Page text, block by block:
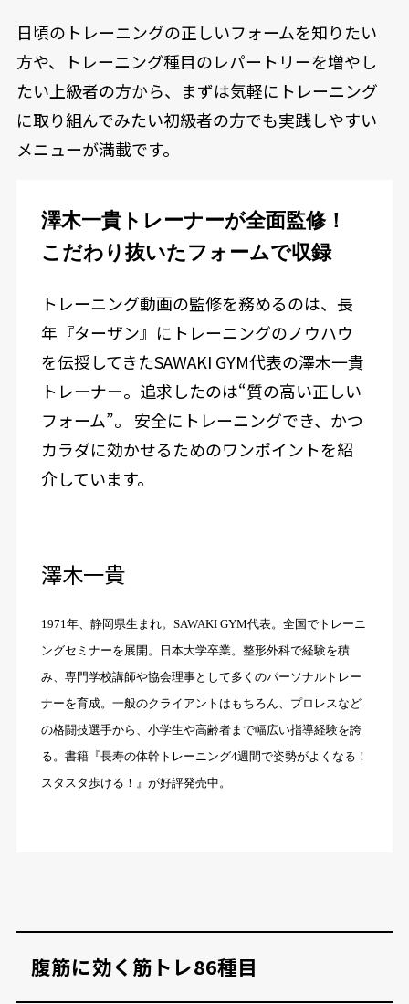
日頃のトレーニングの正しいフォームを知りたい
方や、トレーニング種目のレパートリーを増やし
たい上級者の方から、まずは気軽にトレーニング
に取り組んでみたい初級者の方でも実践しやすい
メニューが満載です。
澤木一貴トレーナーが全面監修！
こだわり抜いたフォームで収録
トレーニング動画の監修を務めるのは、長
年『ターザン』にトレーニングのノウハウ
を伝授してきたSAWAKI GYM代表の澤木一貴
トレーナー。追求したのは“質の高い正しい
フォーム”。 安全にトレーニングでき、かつ
カラダに効かせるためのワンポイントを紹
介しています。
澤木一貴
1971年、静岡県生まれ。SAWAKI GYM代表。全国でトレーニ
ングセミナーを展開。日本大学卒業。整形外科で経験を積
み、専門学校講師や協会理事として多くのパーソナルトレー
ナーを育成。一般のクライアントはもちろん、プロレスなど
の格闘技選手から、小学生や高齢者まで幅広い指導経験を誇
る。書籍『長寿の体幹トレーニング4週間で姿勢がよくなる！
スタスタ歩ける！』が好評発売中。
腹筋に効く筋トレ86種目